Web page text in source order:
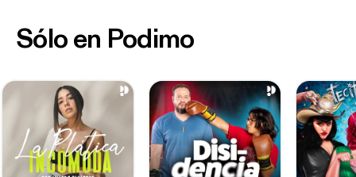
Sólo en Podimo